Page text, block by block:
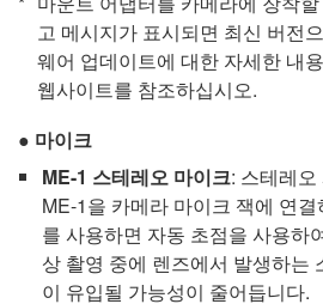
고 메시지가 표시되면 최신 버전
웨어 업데이트에 대한 자세한 내
웹사이트를 참조하십시오.
마이크
ME-1 스테레오 마이크: 스테레
ME-1을 카메라 마이크 잭에 연
를 사용하면 자동 초점을 사용하
상 촬영 중에 렌즈에서 발생하는
이 유입될 가능성이 줄어듭니다.